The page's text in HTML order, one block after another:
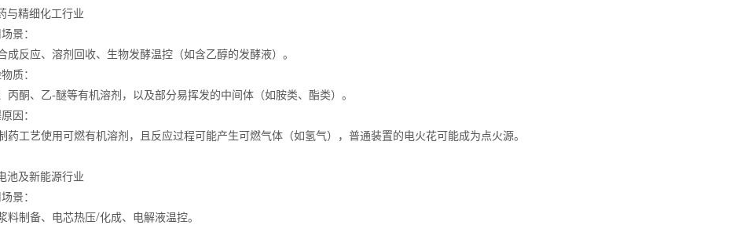
与精细化工行业
景：
成反应、溶剂回收、生物发酵温控（如含乙醇的发酵液）。
质：
丙酮、乙-醚等有机溶剂，以及部分易挥发的中间体（如胺类、酯类）。
原因：
药工艺使用可燃有机溶剂，且反应过程可能产生可燃气体（如氢气），普通装置的电火花可能成为点火源。
池及新能源行业
景：
料制备、电芯热压/化成、电解液温控。